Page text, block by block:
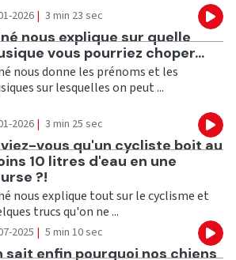
2026 | 3 min 23 sec
nous explique sur quelle
vous pourriez choper...
nous donne les prénoms et les
sur lesquelles on peut ...
2026 | 3 min 25 sec
vous qu'un cycliste boit au
10 litres d'eau en une
?!
nous explique tout sur le cyclisme et
trucs qu'on ne ...
2025 | 5 min 10 sec
sait enfin pourquoi nos chiens